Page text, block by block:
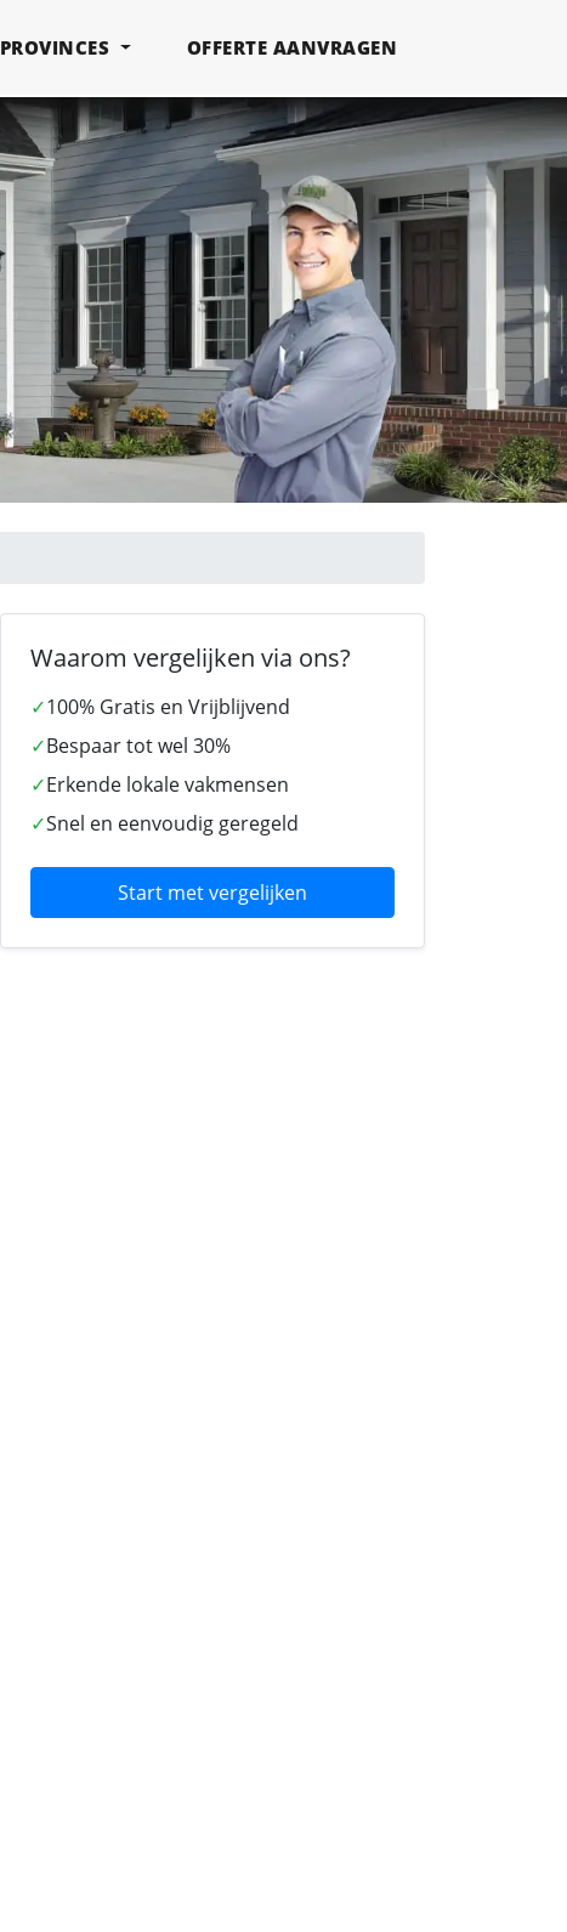
PROVINCES OFFERTE AANVRAGEN
Waarom vergelijken via ons?
✓100% Gratis en Vrijblijvend
✓Bespaar tot wel 30%
✓Erkende lokale vakmensen
✓Snel en eenvoudig geregeld
Start met vergelijken